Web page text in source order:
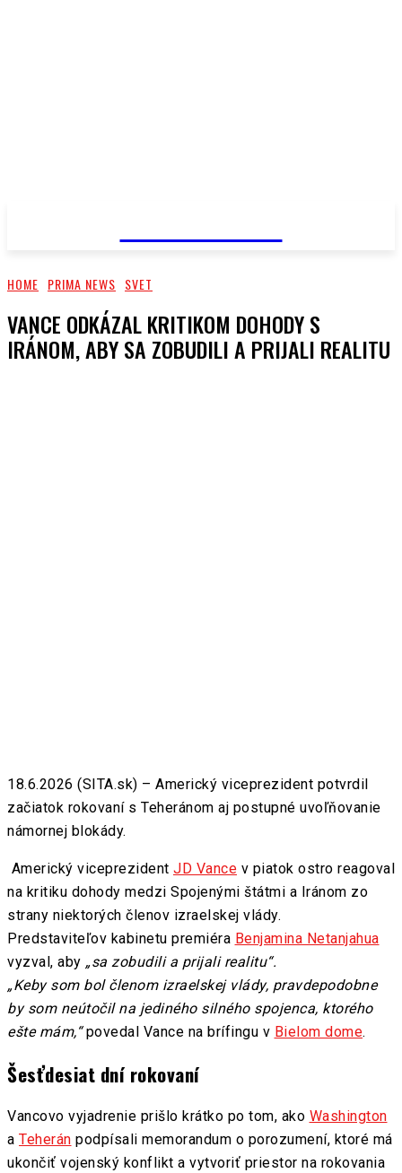
HOME PRIMA NEWS SVET
VANCE ODKÁZAL KRITIKOM DOHODY S
IRÁNOM, ABY SA ZOBUDILI A PRIJALI REALITU
18.6.2026 (SITA.sk) – Americký viceprezident potvrdil
začiatok rokovaní s Teheránom aj postupné uvoľňovanie
námornej blokády.
Americký viceprezident JD Vance v piatok ostro reagoval
na kritiku dohody medzi Spojenými štátmi a Iránom zo
strany niektorých členov izraelskej vlády.
Predstaviteľov kabinetu premiéra Benjamina Netanjahua
vyzval, aby „sa zobudili a prijali realitu“.
„Keby som bol členom izraelskej vlády, pravdepodobne
by som neútočil na jediného silného spojenca, ktorého
ešte mám,“povedal Vance na brífingu v Bielom dome.
Šesťdesiat dní rokovaní
Vancovo vyjadrenie prišlo krátko po tom, ako Washington
a Teherán podpísali memorandum o porozumení, ktoré má
ukončiť vojenský konflikt a vytvoriť priestor na rokovania